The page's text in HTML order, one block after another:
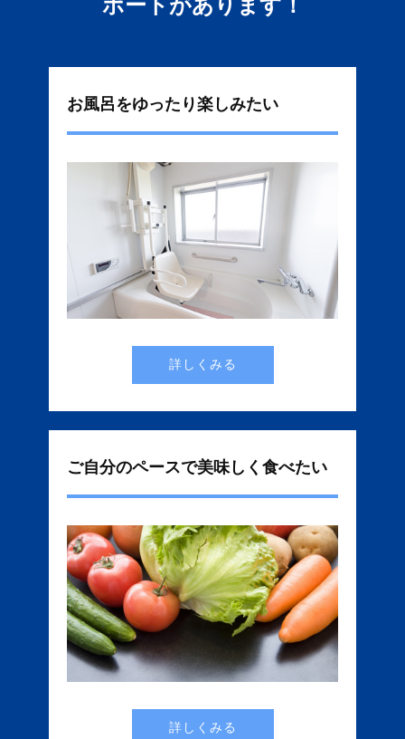
ポートがあります！
お風呂をゆったり楽しみたい
詳しくみる
ご自分のペースで美味しく食べたい
詳しくみる